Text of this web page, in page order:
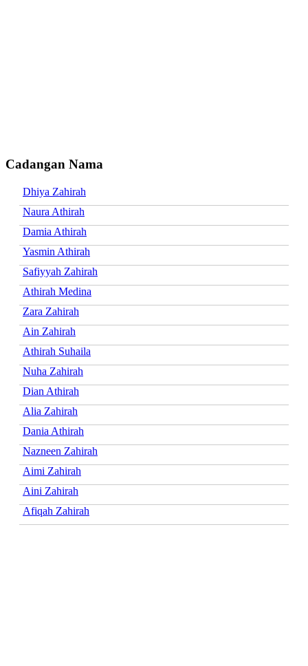
Cadangan Nama
Dhiya Zahirah
Naura Athirah
Damia Athirah
Yasmin Athirah
Safiyyah Zahirah
Athirah Medina
Zara Zahirah
Ain Zahirah
Athirah Suhaila
Nuha Zahirah
Dian Athirah
Alia Zahirah
Dania Athirah
Nazneen Zahirah
Aimi Zahirah
Aini Zahirah
Afiqah Zahirah